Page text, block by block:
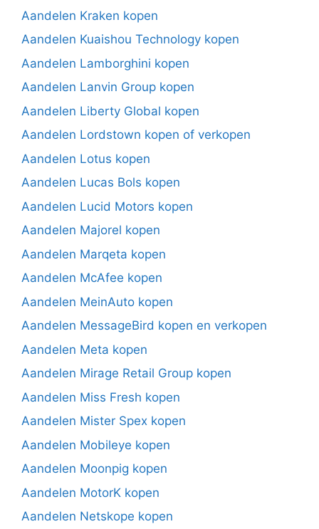
Aandelen Kraken kopen
Aandelen Kuaishou Technology kopen
Aandelen Lamborghini kopen
Aandelen Lanvin Group kopen
Aandelen Liberty Global kopen
Aandelen Lordstown kopen of verkopen
Aandelen Lotus kopen
Aandelen Lucas Bols kopen
Aandelen Lucid Motors kopen
Aandelen Majorel kopen
Aandelen Marqeta kopen
Aandelen McAfee kopen
Aandelen MeinAuto kopen
Aandelen MessageBird kopen en verkopen
Aandelen Meta kopen
Aandelen Mirage Retail Group kopen
Aandelen Miss Fresh kopen
Aandelen Mister Spex kopen
Aandelen Mobileye kopen
Aandelen Moonpig kopen
Aandelen MotorK kopen
Aandelen Netskope kopen